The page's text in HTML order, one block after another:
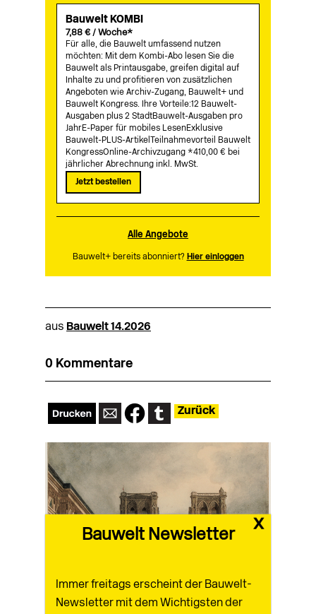
Bauwelt KOMBI
7,88 € / Woche*
Für alle, die Bauwelt umfassend nutzen
möchten: Mit dem Kombi-Abo lesen Sie die
Bauwelt als Printausgabe, greifen digital auf
Inhalte zu und profitieren von zusätzlichen
Angeboten wie Archiv-Zugang, Bauwelt+ und
Bauwelt Kongress. Ihre Vorteile:12 Bauwelt-
Ausgaben plus 2 StadtBauwelt-Ausgaben pro
JahrE-Paper für mobiles LesenExklusive
Bauwelt-PLUS-ArtikelTeilnahmevorteil Bauwelt
KongressOnline-Archivzugang *410,00 € bei
jährlicher Abrechnung inkl. MwSt.
Jetzt bestellen
Alle Angebote
Bauwelt+ bereits abonniert? Hier einloggen
aus Bauwelt 14.2026
0 Kommentare
x
Bauwelt Newsletter
Immer freitags erscheint der Bauwelt-
Newsletter mit dem Wichtigsten der
Zurück